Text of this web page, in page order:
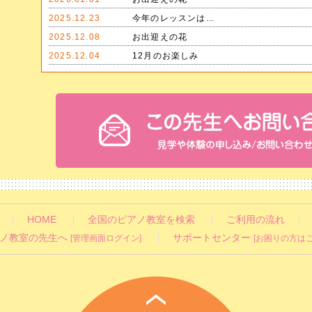
2025.12.23
今年のレッスンは…
2025.12.08
お出迎えの花
2025.12.04
12月のお楽しみ
HOME 全国のピアノ教室を検索
ご利用の流れ
教室の先生へ [管理画面ログイン] サポートセンター [お困りの方は